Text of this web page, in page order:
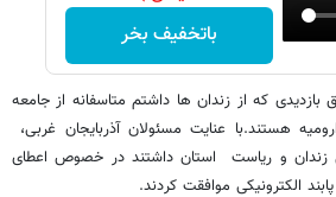
باتخفیف بخر
بازدیدی که از زندان ها داشتم متاسفانه از جامعه
هستند.با عنایت مسئولان آذربایجان غربی،
زندان و ریاست استان داشتند در خصوص اعطای
الکترونیکی موافقت کردند.